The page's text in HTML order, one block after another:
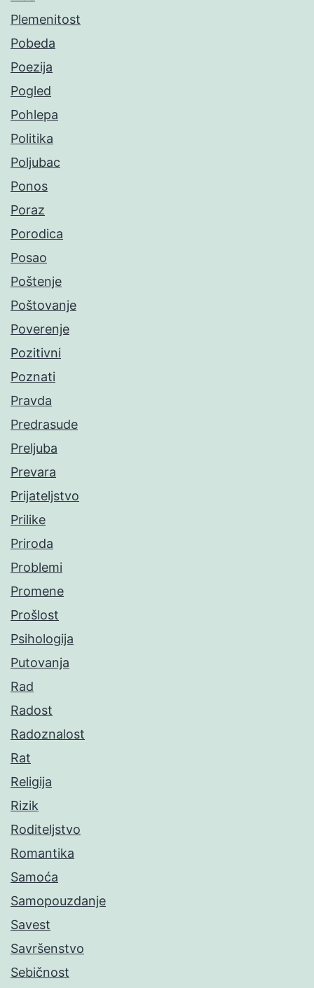
Plemenitost
Pobeda
Poezija
Pogled
Pohlepa
Politika
Poljubac
Ponos
Poraz
Porodica
Posao
Poštenje
Poštovanje
Poverenje
Pozitivni
Poznati
Pravda
Predrasude
Preljuba
Prevara
Prijateljstvo
Prilike
Priroda
Problemi
Promene
Prošlost
Psihologija
Putovanja
Rad
Radost
Radoznalost
Rat
Religija
Rizik
Roditeljstvo
Romantika
Samoća
Samopouzdanje
Savest
Savršenstvo
Sebičnost